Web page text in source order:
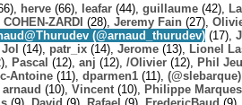
herve (66), leafar (44), guillaume (42),
ZARDI (28), Jeremy Fain (27),
(@arnaud_thurudev) (17),
(14), patr_ix (14), Jerome (13), Lionel
Pascal (12), anj (12), /Olivier (12), Phil
Antoine (11), dparmen1 (11),
arnaud (10), Vincent (10), Philippe Marques